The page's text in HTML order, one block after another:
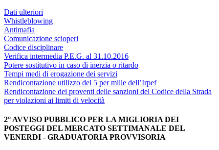
Dati ulteriori
Whistleblowing
Antimafia
Comunicazione scioperi
Codice disciplinare
Verifica intermedia P.E.G. al 31.10.2016
Potere sostitutivo in caso di inerzia o ritardo
Tempi medi di erogazione dei servizi
Rendicontazione utilizzo del 5 per mille dell’Irpef
Rendicontazione dei proventi delle sanzioni del Codice della Strada
per violazioni ai limiti di velocità
2° AVVISO PUBBLICO PER LA MIGLIORIA DEI
POSTEGGI DEL MERCATO SETTIMANALE DEL
VENERDI - GRADUATORIA PROVVISORIA